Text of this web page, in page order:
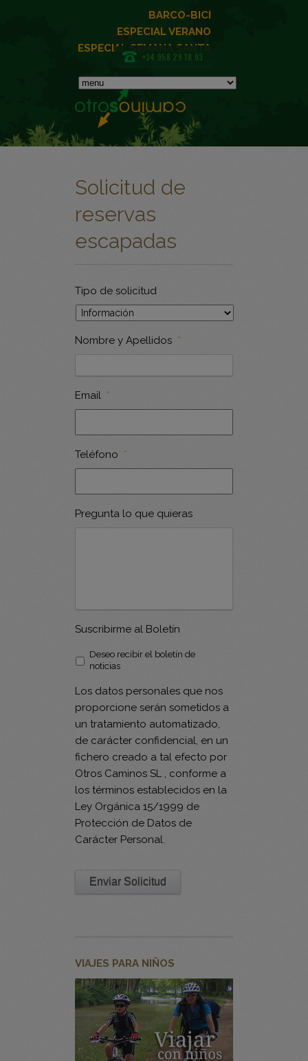
BARCO-BICI
ESPECIAL VERANO
ESPECIAL SEMANA SANTA
+34 958 29 18 93
Solicitud de
reservas
escapadas
Tipo de solicitud
Nombre y Apellidos *
Email *
Teléfono *
Pregunta lo que quieras
Suscribirme al Boletín
Deseo recibir el boletín de
noticias
Los datos personales que nos
proporcione serán sometidos a
un tratamiento automatizado,
de carácter confidencial, en un
fichero creado a tal efecto por
Otros Caminos SL , conforme a
los términos establecidos en la
Ley Orgánica 15/1999 de
Protección de Datos de
Carácter Personal.
Enviar Solicitud
VIAJES PARA NIÑOS